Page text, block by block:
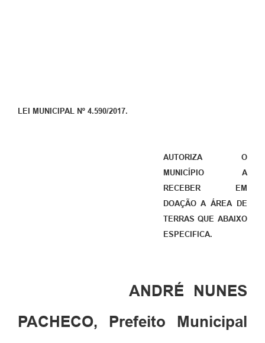
LEI MUNICIPAL Nº 4.590/2017.
AUTORIZA O
MUNICÍPIO A
RECEBER EM
DOAÇÃO A ÁREA DE
TERRAS QUE ABAIXO
ESPECIFICA.
ANDRÉ NUNES
PACHECO, Prefeito Municipal